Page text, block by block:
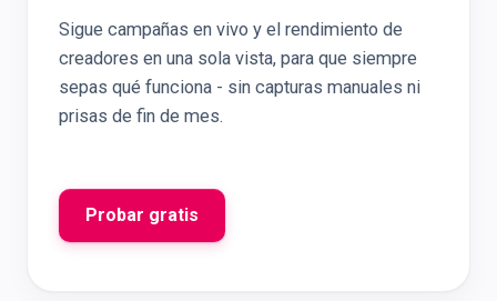
Sigue campañas en vivo y el rendimiento de
creadores en una sola vista, para que siempre
sepas qué funciona - sin capturas manuales ni
prisas de fin de mes.
Probar gratis